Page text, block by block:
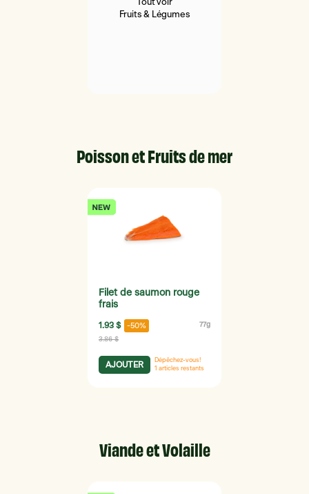
Tout voir
Fruits & Légumes
Poisson et Fruits de mer
Filet de saumon rouge
frais
1.93 $ -50% 77g
3.86 $
AJOUTER
Dépêchez-vous!
1 articles restants
Viande et Volaille